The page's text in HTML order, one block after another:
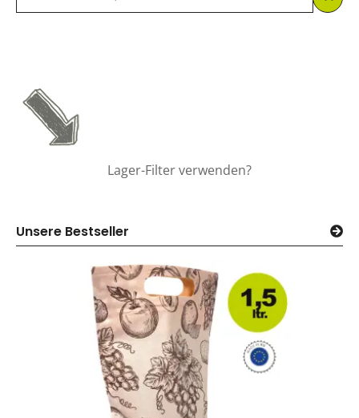
Lager-Filter verwenden?
Unsere Bestseller